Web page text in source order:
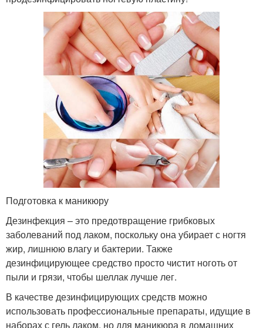
Подготовка к маникюру
Дезинфекция – это предотвращение грибковых
заболеваний под лаком, поскольку она убирает с ногтя
жир, лишнюю влагу и бактерии. Также
дезинфицирующее средство просто чистит ноготь от
пыли и грязи, чтобы шеллак лучше лег.
В качестве дезинфицирующих средств можно
использовать профессиональные препараты, идущие в
наборах с гель лаком, но для маникюра в домашних